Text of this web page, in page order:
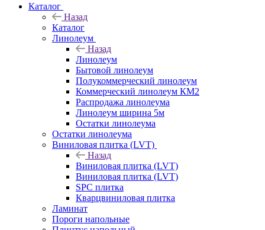
Каталог
Назад
Каталог
Линолеум
Назад
Линолеум
Бытовой линолеум
Полукоммерческий линолеум
Коммерческий линолеум КМ2
Распродажа линолеума
Линолеум ширина 5м
Остатки линолеума
Остатки линолеума
Виниловая плитка (LVT)
Назад
Виниловая плитка (LVT)
Виниловая плитка (LVT)
SPC плитка
Кварцвиниловая плитка
Ламинат
Пороги напольные